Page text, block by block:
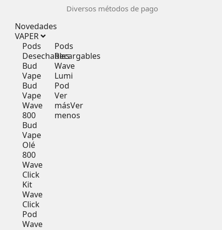
Diversos métodos de pago
Novedades
VAPER
Pods
Desechables
Bud
Vape
Bud
Vape
Wave
800
Bud
Vape
Olé
800
Wave
Click
Kit
Wave
Click
Pod
Wave
Pods
Recargables
Wave
Lumi
Pod
Ver
másVer
menos